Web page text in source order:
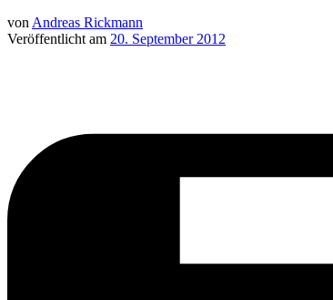
von Andreas Rickmann
Veröffentlicht am 20. September 2012